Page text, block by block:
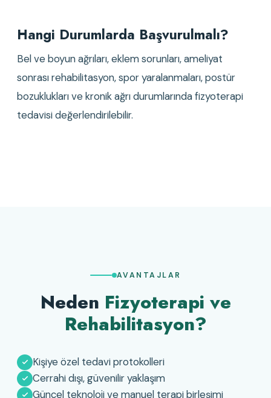
Hangi Durumlarda Başvurulmalı?
Bel ve boyun ağrıları, eklem sorunları, ameliyat
sonrası rehabilitasyon, spor yaralanmaları, postür
bozuklukları ve kronik ağrı durumlarında fizyoterapi
tedavisi değerlendirilebilir.
AVANTAJLAR
Neden Fizyoterapi ve
Rehabilitasyon?
Kişiye özel tedavi protokolleri
Cerrahi dışı, güvenilir yaklaşım
Güncel teknoloji ve manuel terapi birleşimi